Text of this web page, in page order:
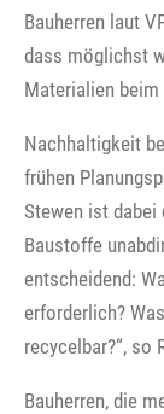
Bauherren laut
dass möglichst
Materialien beim
Nachhaltigkeit
frühen
Stewen ist dabei
Baustoffe
entscheidend:
erforderlich?
recycelbar?“, so
Bauherren, die